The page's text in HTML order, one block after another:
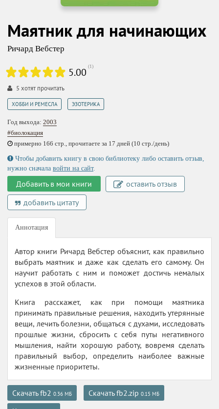
Маятник для начинающих
Ричард Вебстер
5.00 (1)
5 хотят прочитать
ХОББИ И РЕМЕСЛА ЭЗОТЕРИКА
Год выхода: 2003
#биолокация
примерно 166 стр., прочитаете за 17 дней (10 стр./день)
Чтобы добавить книгу в свою библиотеку либо оставить отзыв,
нужно сначала войти на сайт.
Добавить в мои книги
оставить отзыв
добавить цитату
Аннотация
Автор книги Ричард Вебстер объяснит, как правильно
выбрать маятник и даже как сделать его самому. Он
научит работать с ним и поможет достичь немалых
успехов в этой области.
Книга расскажет, как при помощи маятника
принимать правильные решения, находить утерянные
вещи, лечить болезни, общаться с духами, исследовать
прошлые жизни, сбросить с себя путы негативного
мышления, найти хорошую работу, вовремя сделать
правильный выбор, определить наиболее важные
жизненные приоритеты.
Скачать fb2 0.36 МБ Скачать fb2.zip 0.15 МБ